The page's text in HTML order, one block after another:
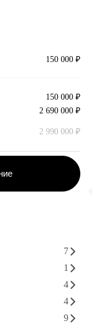
150 000 ₽
150 000 ₽
2 690 000 ₽
2 990 000 ₽
7
1
4
4
9